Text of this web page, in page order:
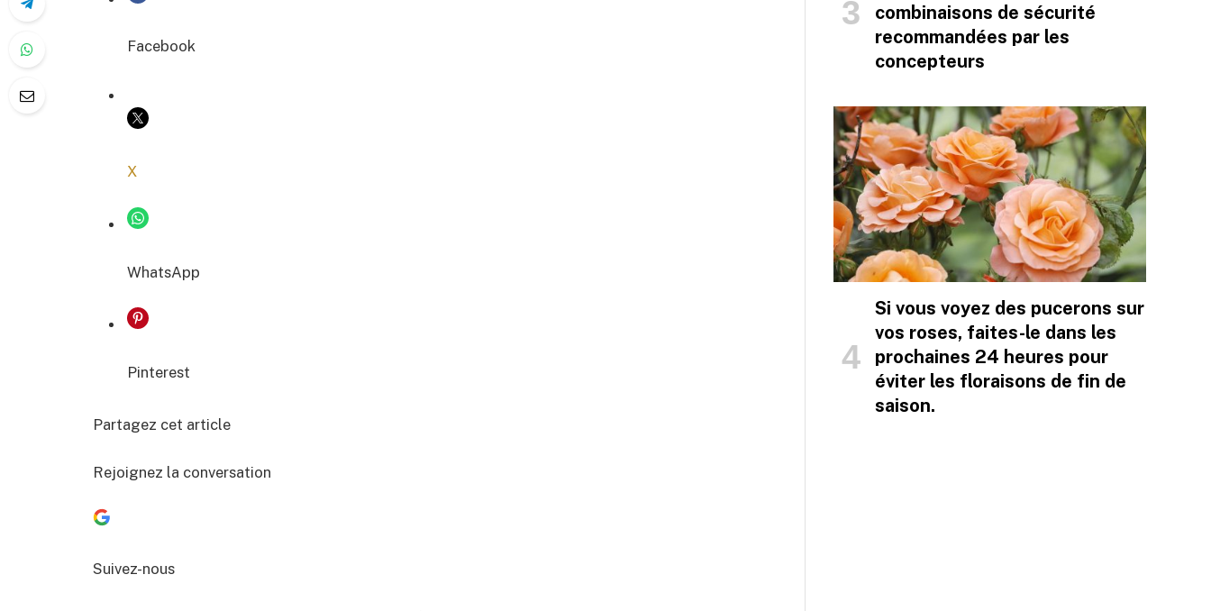
COPIER LE LIEN
Facebook
X
WhatsApp
Pinterest
Partagez cet article
Rejoignez la conversation
Suivez-nous
combinaisons de sécurité
recommandées par les
concepteurs
Si vous voyez des pucerons sur
vos roses, faites-le dans les
prochaines 24 heures pour
éviter les floraisons de fin de
saison.